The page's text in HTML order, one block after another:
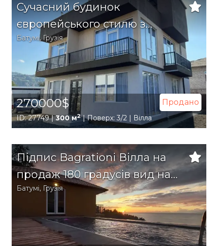
Сучасний будинок
європейського стилю з
терасою в тихому районі
Батумі
Батумі,Грузія
270000$ Продано
ID: 27749 |300 м2| Поверх: 3/2 | Вілла
Підпис Bagrationi Вілла на
продаж 180 градусів вид на
море 2000M2 в Махинджаурі
Батумі, Грузія